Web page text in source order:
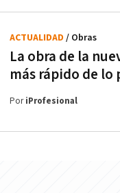
La obra de la
más rápido de lo
ACTUALIDAD / Obras
PoriProfesional